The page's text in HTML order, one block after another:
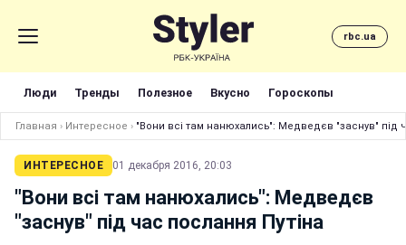
rbc.ua
Люди Тренды Полезное Вкусно Гороскопы
Главная › Интересное › "Вони всі там нанюхались": Медведєв "заснув" під
ИНТЕРЕСНОЕ 01 декабря 2016, 20:03
"Вони всі там нанюхались": Медведєв
"заснув" під час послання Путіна